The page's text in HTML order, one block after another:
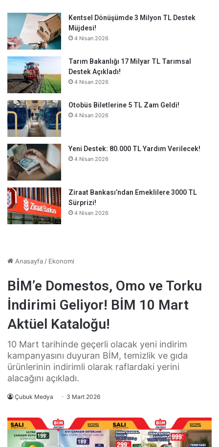
Kentsel Dönüşümde 3 Milyon TL Destek
Müjdesi!
4 Nisan 2026
Tarım Bakanlığı 17 Milyar TL Tarımsal
Destek Açıkladı!
4 Nisan 2026
Otobüs Biletlerine 5 TL Zam Geldi!
4 Nisan 2026
Yeni Destek: 80.000 TL Yardım Verilecek!
4 Nisan 2026
Ziraat Bankası’ndan Emeklilere 3000 TL
Sürprizi!
4 Nisan 2026